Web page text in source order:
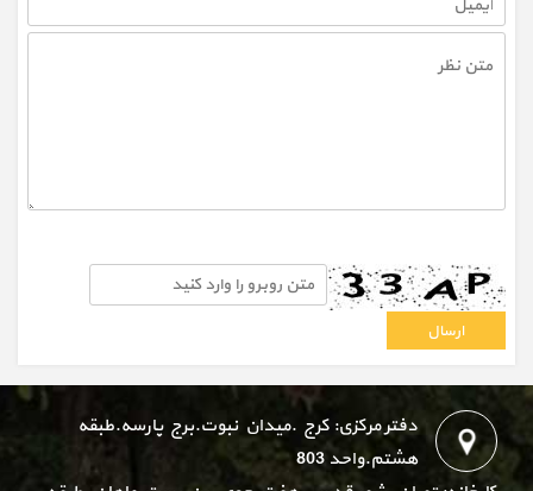
دفتر مرکزی: کرج .میدان نبوت.برج پارسه.طبقه
هشتم.واحد 803